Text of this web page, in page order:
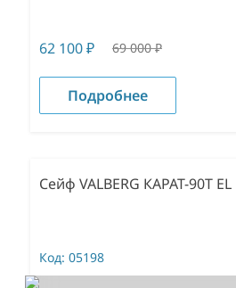
62 100₽ 69 000₽
Подробнее
Сейф VALBERG КАРАТ-90T EL
Код: 05198